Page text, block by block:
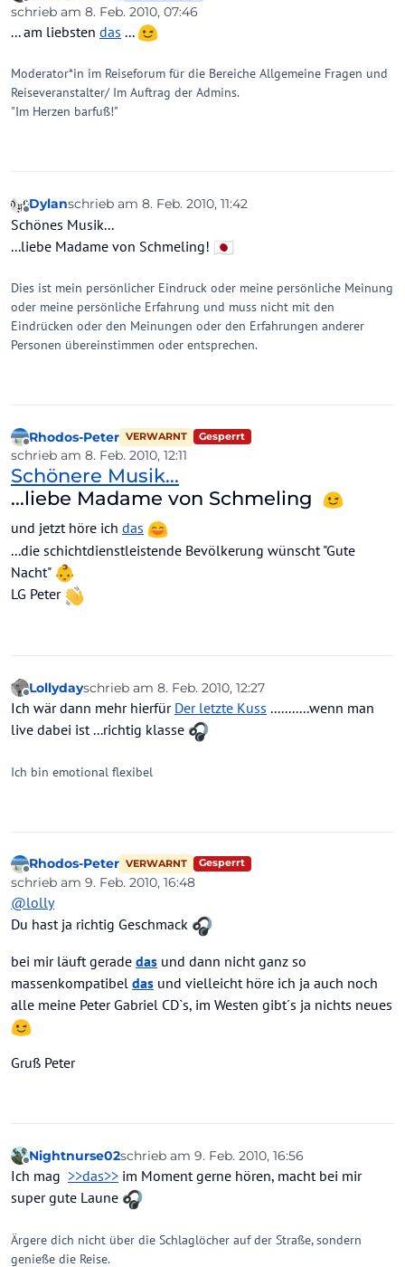
Offline
schrieb am 8. Feb. 2010, 07:46
zuletzt editiert von
... am liebsten das ...
Moderator*in im Reiseforum für die Bereiche Allgemeine Fragen und
Reiseveranstalter/ Im Auftrag der Admins.
"Im Herzen barfuß!"
Offline
Dylanschrieb am 8. Feb. 2010, 11:42
zuletzt editiert von
Schönes Musik...
...liebe Madame von Schmeling!
Dies ist mein persönlicher Eindruck oder meine persönliche Meinung
oder meine persönliche Erfahrung und muss nicht mit den
Eindrücken oder den Meinungen oder den Erfahrungen anderer
Personen übereinstimmen oder entsprechen.
Offline
Rhodos-Peter VERWARNT Gesperrt
schrieb am 8. Feb. 2010, 12:11
zuletzt editiert von
Schönere Musik...
...liebe Madame von Schmeling
und jetzt höre ich das
...die schichtdienstleistende Bevölkerung wünscht "Gute
Nacht"
LG Peter
Offline
Lollydayschrieb am 8. Feb. 2010, 12:27
zuletzt editiert von
Ich wär dann mehr hierfür Der letzte Kuss ...........wenn man
live dabei ist ...richtig klasse
Ich bin emotional flexibel
Offline
Rhodos-Peter VERWARNT Gesperrt
schrieb am 9. Feb. 2010, 16:48
zuletzt editiert von
@lolly
Du hast ja richtig Geschmack
bei mir läuft gerade das und dann nicht ganz so
massenkompatibel das und vielleicht höre ich ja auch noch
alle meine Peter Gabriel CD`s, im Westen gibt´s ja nichts neues
Gruß Peter
Nightnurse02schrieb am 9. Feb. 2010, 16:56
zuletzt editiert von
Ich mag >>das>> im Moment gerne hören, macht bei mir
super gute Laune
Ärgere dich nicht über die Schlaglöcher auf der Straße, sondern
genieße die Reise.